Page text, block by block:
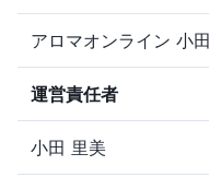
アロマオンライン 小
運営責任者
小田 里美